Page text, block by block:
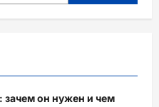
зачем он нужен и чем